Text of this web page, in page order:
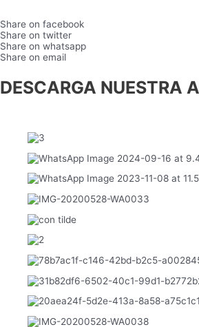
Share on facebook
Share on twitter
Share on whatsapp
Share on email
DESCARGA NUESTRA